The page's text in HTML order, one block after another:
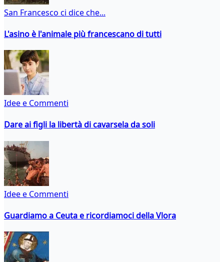
San Francesco ci dice che...
L'asino è l'animale più francescano di tutti
Idee e Commenti
Dare ai figli la libertà di cavarsela da soli
Idee e Commenti
Guardiamo a Ceuta e ricordiamoci della Vlora